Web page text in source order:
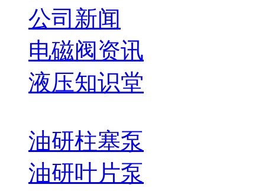
公司新闻
电磁阀资讯
液压知识堂
油研柱塞泵
油研叶片泵